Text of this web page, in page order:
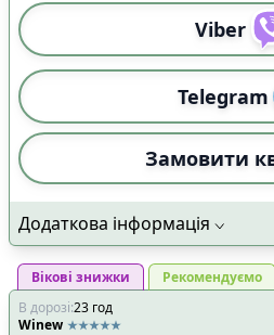
Viber
Telegram
Замовити
Додаткова інформація
Вікові знижки
Рекомендуємо
В дорозі:23 год
Winew